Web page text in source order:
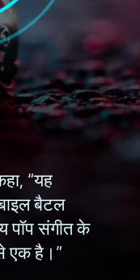
“यह
बैटल
पॉप संगीत के
एक है।”